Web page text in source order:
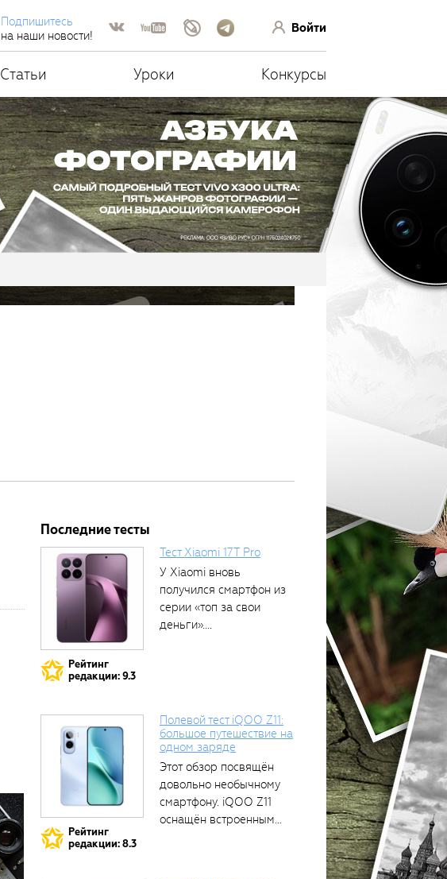
Подпишитесь
на наши новости!
Войти
Статьи Уроки Конкурсы
Вам
также
понравится
Последние тесты
Рейтинг
редакции: 9.3
Тест Xiaomi 17T Pro
У Xiaomi вновь
получился смартфон из
серии «топ за свои
деньги»....
Рейтинг
редакции: 8.3
Полевой тест iQOO Z11:
большое путешествие на
одном заряде
Этот обзор посвящён
довольно необычному
смартфону. iQOO Z11
оснащён встроенным